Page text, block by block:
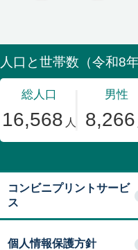
コンビニプリントサービ
ス
個人情報保護方針